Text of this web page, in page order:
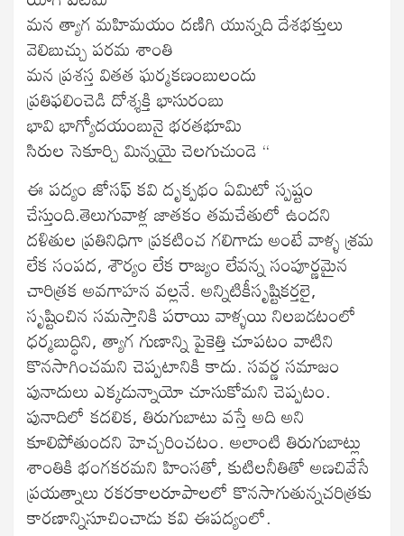
మన త్యాగ మహిమయం దణిగి యున్నది దేశభక్తులు
వెలిబుచ్చు పరమ శాంతి
మన ప్రశస్త వితత ఘర్మకణంబులందు
ప్రతిఫలించెడి దోశ్శక్తి భాసురంబు
భావి భాగ్యోదయంబునై భరతభూమి
సిరుల సెకూర్చి మిన్నయై చెలగుచుండె “
ఈ పద్యం జోసఫ్ కవి దృక్పథం ఏమిటో స్పష్టం
చేస్తుంది.తెలుగువాళ్ల జాతకం తమచేతులో ఉందని
దళితుల ప్రతినిధిగా ప్రకటించ గలిగాడు అంటే వాళ్ళ శ్రమ
లేక సంపద, శౌర్యం లేక రాజ్యం లేవన్న సంపూర్ణమైన
చారిత్రక అవగాహన వల్లనే. అన్నిటికీసృష్టికర్తలై,
సృష్టించిన సమస్తానికి పరాయి వాళ్ళయి నిలబడటంలో
ధర్మబుద్ధిని, త్యాగ గుణాన్ని పైకెత్తి చూపటం వాటిని
కొనసాగించమని చెప్పటానికి కాదు. సవర్ణ సమాజం
పునాదులు ఎక్కడున్నాయో చూసుకోమని చెప్పటం.
పునాదిలో కదలిక, తిరుగుబాటు వస్తే అది అని
కూలిపోతుందని హెచ్చరించటం. అలాంటి తిరుగుబాట్లు
శాంతికి భంగకరమని హింసతో, కుటిలనీతితో అణచివేసే
ప్రయత్నాలు రకరకాలరూపాలలో కొనసాగుతున్నచరిత్రకు
కారణాన్నిసూచించాడు కవి ఈపద్యంలో.